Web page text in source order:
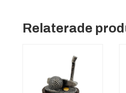
Relaterade